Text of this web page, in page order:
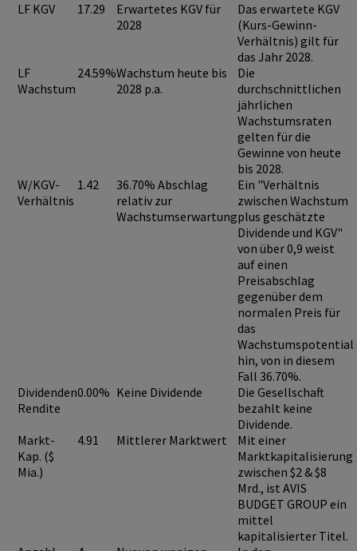
LF KGV 17.29
Erwartetes KGV für
2028
Das erwartete KGV
(Kurs-Gewinn-
Verhältnis) gilt für
das Jahr 2028.
LF
Wachstum
24.59%Wachstum heute bis
2028 p.a.
Die
durchschnittlichen
jährlichen
Wachstumsraten
gelten für die
Gewinne von heute
bis 2028.
W/KGV-
Verhältnis
1.42
36.70% Abschlag
relativ zur
Wachstumserwartung
Ein "Verhältnis
zwischen Wachstum
plus geschätzte
Dividende und KGV"
von über 0,9 weist
auf einen
Preisabschlag
gegenüber dem
normalen Preis für
das
Wachstumspotential
hin, von in diesem
Fall 36.70%.
Dividenden
Rendite
0.00% Keine Dividende
Die Gesellschaft
bezahlt keine
Dividende.
Markt-
Kap. ($
Mia.)
4.91 Mittlerer Marktwert
Mit einer
Marktkapitalisierung
zwischen $2 & $8
Mrd., ist AVIS
BUDGET GROUP ein
mittel
kapitalisierter Titel.